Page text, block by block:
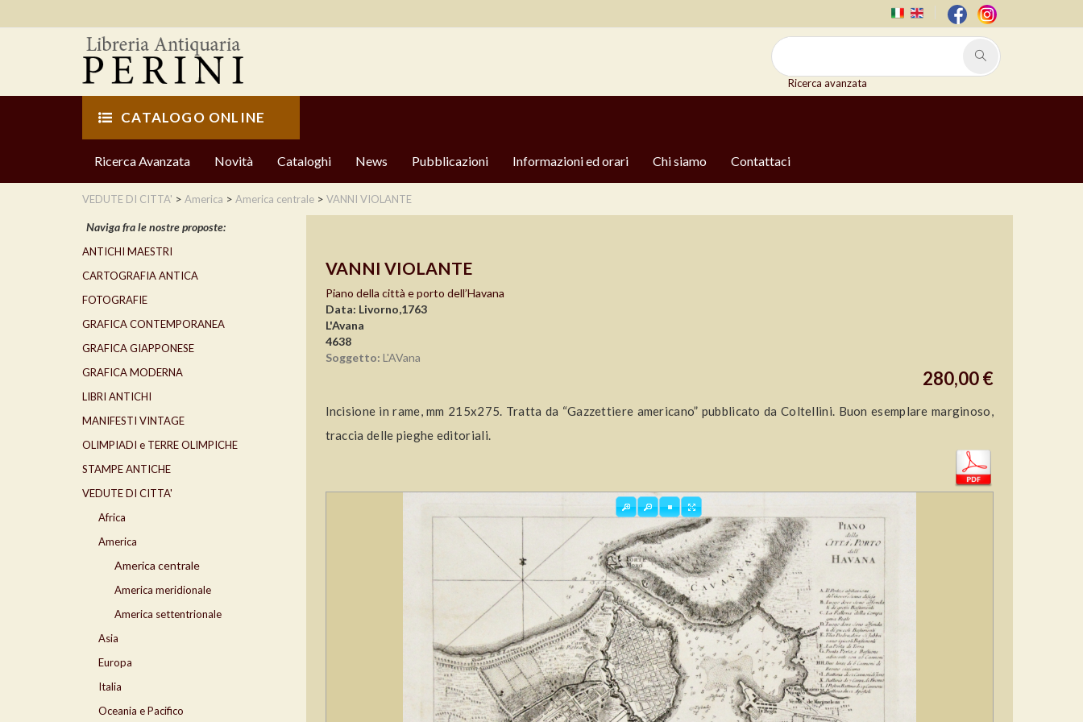
Ricerca avanzata
CATALOGO ONLINE
Ricerca Avanzata Novità Cataloghi News Pubblicazioni Informazioni ed orari Chi siamo Contattaci
VEDUTE DI CITTA' > America > America centrale > VANNI VIOLANTE
VANNI VIOLANTE
Piano della città e porto dell’Havana
Data: Livorno,1763
L'Avana
4638
Soggetto: L'AVana
280,00 €
Incisione in rame, mm 215x275. Tratta da “Gazzettiere americano” pubblicato da Coltellini. Buon esemplare marginoso,
traccia delle pieghe editoriali.
Naviga fra le nostre proposte:
ANTICHI MAESTRI
CARTOGRAFIA ANTICA
FOTOGRAFIE
GRAFICA CONTEMPORANEA
GRAFICA GIAPPONESE
GRAFICA MODERNA
LIBRI ANTICHI
MANIFESTI VINTAGE
OLIMPIADI e TERRE OLIMPICHE
STAMPE ANTICHE
VEDUTE DI CITTA'
Africa
America
America centrale
America meridionale
America settentrionale
Asia
Europa
Italia
Oceania e Pacifico